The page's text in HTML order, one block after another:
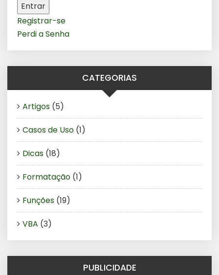
Entrar
Registrar-se
Perdi a Senha
CATEGORIAS
Artigos (5)
Casos de Uso (1)
Dicas (18)
Formatação (1)
Funções (19)
VBA (3)
PUBLICIDADE